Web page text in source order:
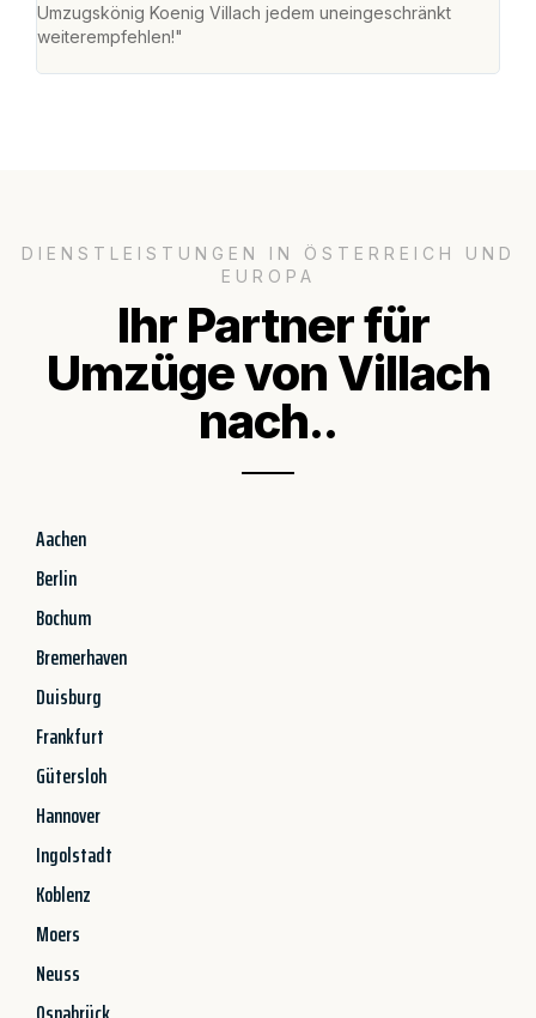
Umzugskönig Koenig Villach jedem uneingeschränkt
weiterempfehlen!"
DIENSTLEISTUNGEN IN ÖSTERREICH UND
EUROPA
Ihr Partner für
Umzüge von Villach
nach..
Aachen
Berlin
Bochum
Bremerhaven
Duisburg
Frankfurt
Gütersloh
Hannover
Ingolstadt
Koblenz
Moers
Neuss